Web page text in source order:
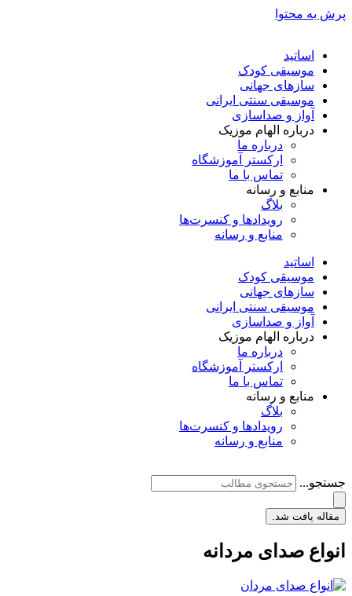
پرش به محتوا
اساتید
موسیقی کودک
سازهای جهانی
موسیقی سنتی ایرانی
آواز و صداسازی
درباره الهام موزیک
درباره ما
ارکستر آموزشگاه
تماس با ما
منابع و رسانه
بلاگ
رویدادها و کنسرت‌ها
منابع و رسانه
اساتید
موسیقی کودک
سازهای جهانی
موسیقی سنتی ایرانی
آواز و صداسازی
درباره الهام موزیک
درباره ما
ارکستر آموزشگاه
تماس با ما
منابع و رسانه
بلاگ
رویدادها و کنسرت‌ها
منابع و رسانه
جستجو...
مقاله یافت شد.
انواع صدای مردانه